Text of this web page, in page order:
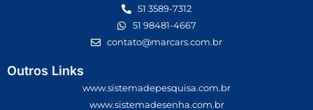
51 3589-7312
51 98481-4667
contato@marcars.com.br
Outros Links
www.sistemadepesquisa.com.br
www.sistemadesenha.com.br